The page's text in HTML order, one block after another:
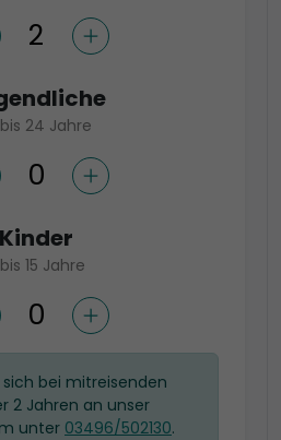
24 Jahre
Kinder
15 Jahre
bei mitreisenden
2 Jahren an unser
unter 03496/502130.